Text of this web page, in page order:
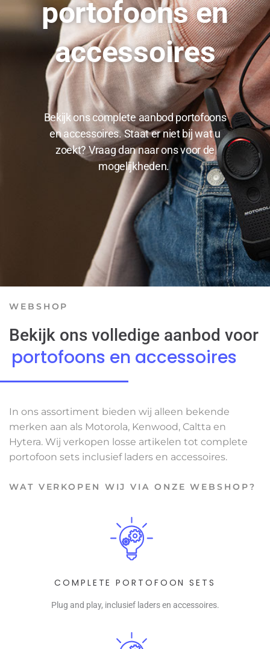
portofoons en
accessoires
Bekijk ons complete aanbod portofoons
en accessoires. Staat er niet bij wat u
zoekt? Vraag dan naar ons voor de
mogelijkheden.
WEBSHOP
Bekijk ons volledige aanbod voor
portofoons en accessoires
In ons assortiment bieden wij alleen bekende
merken aan als Motorola, Kenwood, Caltta en
Hytera. Wij verkopen losse artikelen tot complete
portofoon sets inclusief laders en accessoires.
WAT VERKOPEN WIJ VIA ONZE WEBSHOP?
COMPLETE PORTOFOON SETS
Plug and play, inclusief laders en accessoires.